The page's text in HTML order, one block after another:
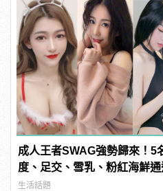
成人王者SWAG強勢歸來！5
度、足交、雪乳、粉紅海鮮
連結！ | manfashion這樣變型
生活話題